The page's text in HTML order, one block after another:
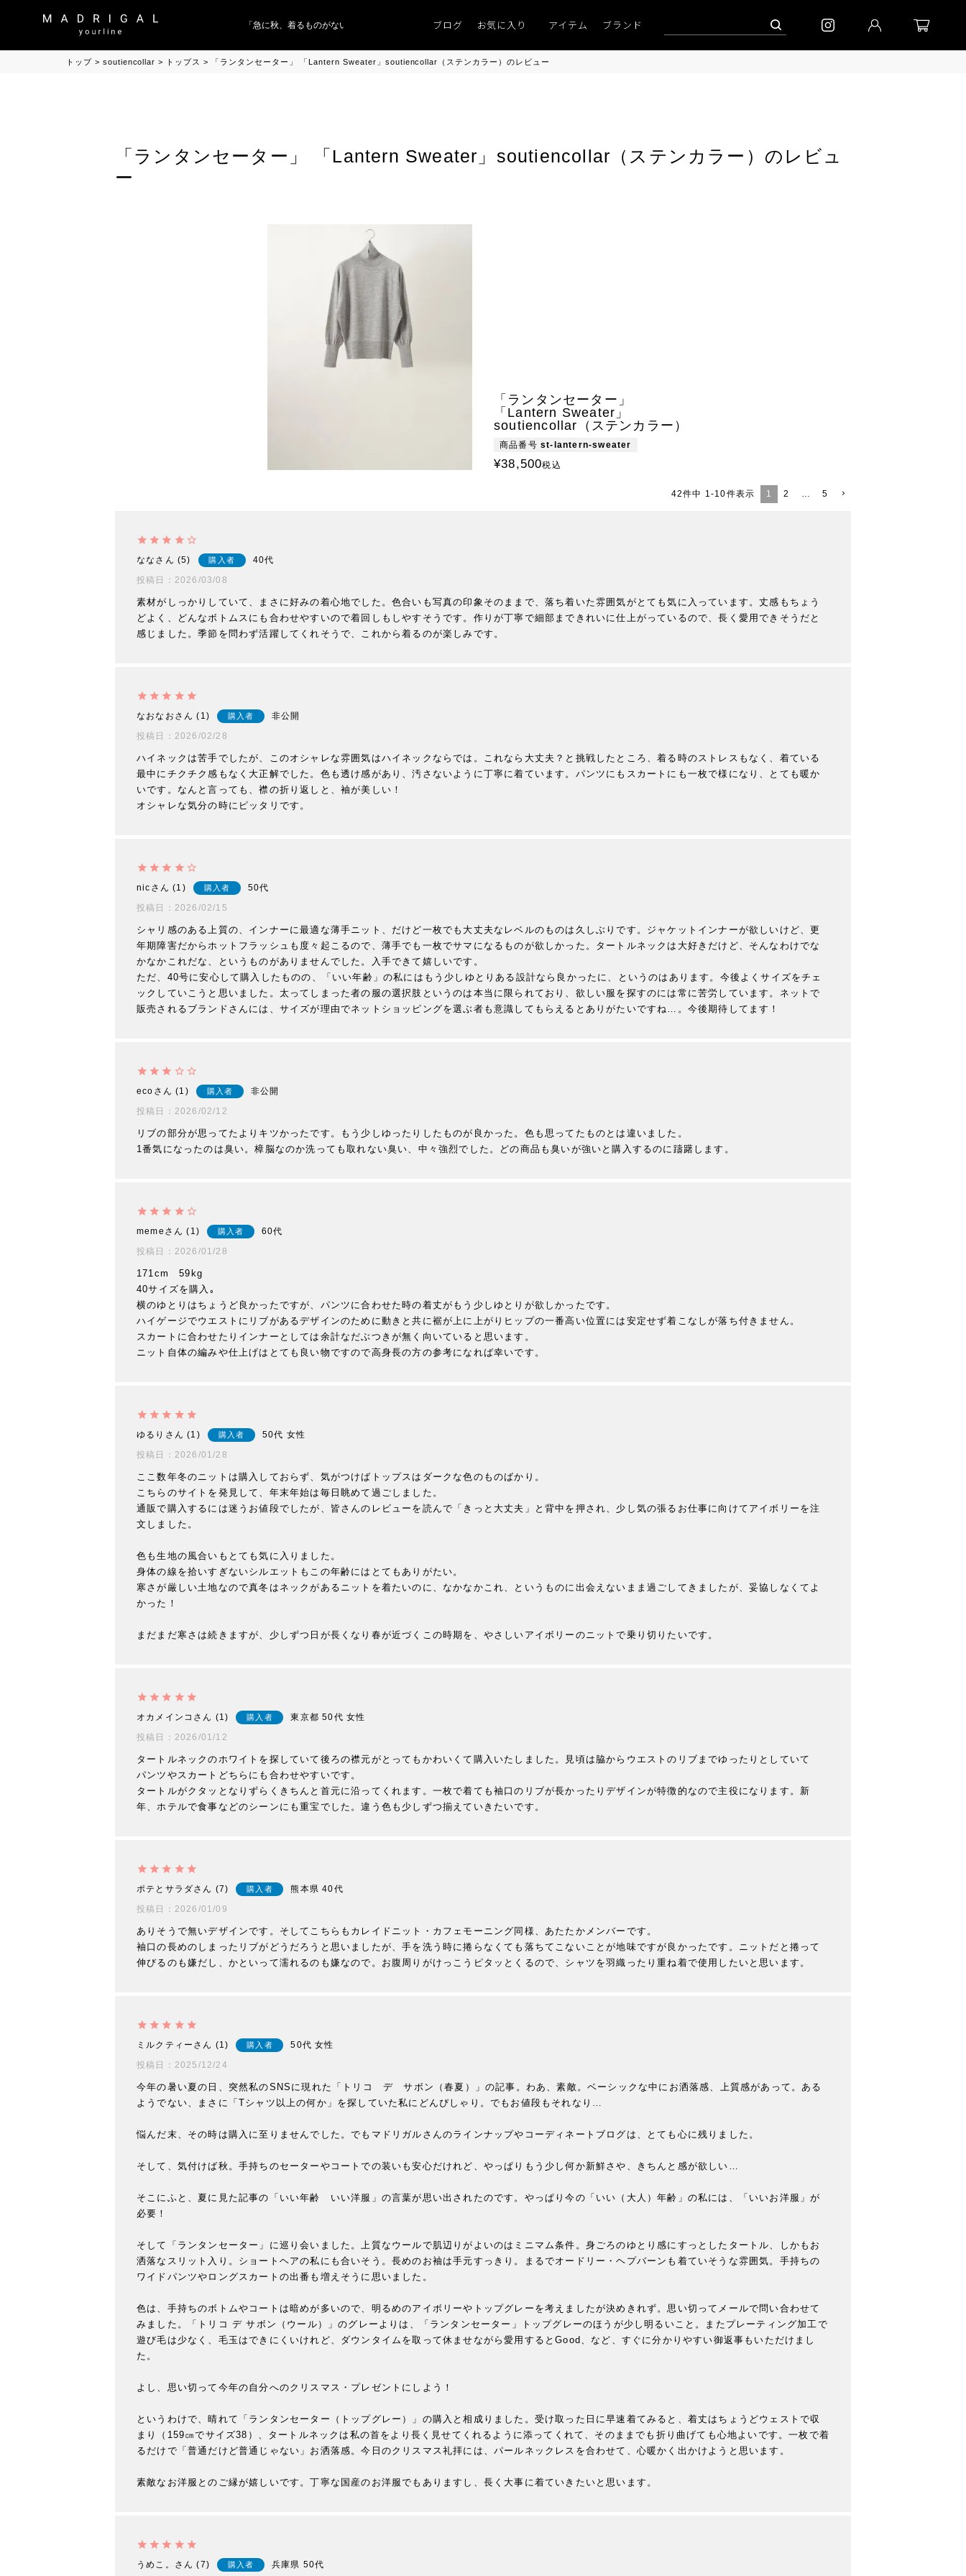
「急に秋、着るものがない」 「キレイなニット」 ポイント9％「マンスリーポイントキャンペーン」 予約│「エッグジャケット GREY」
ブログ お気に入り アイテム ブランド
トップ soutiencollar トップス 「ランタンセーター」 「Lantern Sweater」soutiencollar（ステンカラー）のレビュー
「ランタンセーター」 「Lantern Sweater」soutiencollar（ステンカラー）のレビュ
ー
「ランタンセーター」
「Lantern Sweater」
soutiencollar（ステンカラー）
商品番号 st-lantern-sweater
¥38,500税込
42件中 1-10件表示 1 2 … 5
なな 5 購入者
40代
投稿日
2026/03/08
素材がしっかりしていて、まさに好みの着心地でした。色合いも写真の印象そのままで、落ち着いた雰囲気がとても気に入っています。丈感もちょう
どよく、どんなボトムスにも合わせやすいので着回しもしやすそうです。作りが丁寧で細部まできれいに仕上がっているので、長く愛用できそうだと
感じました。季節を問わず活躍してくれそうで、これから着るのが楽しみです。
なおなお 1 購入者
非公開
投稿日
2026/02/28
ハイネックは苦手でしたが、このオシャレな雰囲気はハイネックならでは。これなら大丈夫？と挑戦したところ、着る時のストレスもなく、着ている
最中にチクチク感もなく大正解でした。色も透け感があり、汚さないように丁寧に着ています。パンツにもスカートにも一枚で様になり、とても暖か
いです。なんと言っても、襟の折り返しと、袖が美しい！
オシャレな気分の時にピッタリです。
nic 1 購入者
50代
投稿日
2026/02/15
シャリ感のある上質の、インナーに最適な薄手ニット、だけど一枚でも大丈夫なレベルのものは久しぶりです。ジャケットインナーが欲しいけど、更
年期障害だからホットフラッシュも度々起こるので、薄手でも一枚でサマになるものが欲しかった。タートルネックは大好きだけど、そんなわけでな
かなかこれだな、というものがありませんでした。入手できて嬉しいです。
ただ、40号に安心して購入したものの、「いい年齢」の私にはもう少しゆとりある設計なら良かったに、というのはあります。今後よくサイズをチェ
ックしていこうと思いました。太ってしまった者の服の選択肢というのは本当に限られており、欲しい服を探すのには常に苦労しています。ネットで
販売されるブランドさんには、サイズが理由でネットショッピングを選ぶ者も意識してもらえるとありがたいですね…。今後期待してます！
eco 1 購入者
非公開
投稿日
2026/02/12
リブの部分が思ってたよりキツかったです。もう少しゆったりしたものが良かった。色も思ってたものとは違いました。
1番気になったのは臭い。樟脳なのか洗っても取れない臭い、中々強烈でした。どの商品も臭いが強いと購入するのに躊躇します。
meme 1 購入者
60代
投稿日
2026/01/28
171cm　59kg
40サイズを購入｡
横のゆとりはちょうど良かったですが、パンツに合わせた時の着丈がもう少しゆとりが欲しかったです。
ハイゲージでウエストにリブがあるデザインのために動きと共に裾が上に上がりヒップの一番高い位置には安定せず着こなしが落ち付きません。
スカートに合わせたりインナーとしては余計なだぶつきが無く向いていると思います。
ニット自体の編みや仕上げはとても良い物ですので高身長の方の参考になれば幸いです。
ゆるり 1 購入者 50代 女性
投稿日
2026/01/28
ここ数年冬のニットは購入しておらず、気がつけばトップスはダークな色のものばかり。
こちらのサイトを発見して、年末年始は毎日眺めて過ごしました。
通販で購入するには迷うお値段でしたが、皆さんのレビューを読んで「きっと大丈夫」と背中を押され、少し気の張るお仕事に向けてアイボリーを注
文しました。
色も生地の風合いもとても気に入りました。
身体の線を拾いすぎないシルエットもこの年齢にはとてもありがたい。
寒さが厳しい土地なので真冬はネックがあるニットを着たいのに、なかなかこれ、というものに出会えないまま過ごしてきましたが、妥協しなくてよ
かった！
まだまだ寒さは続きますが、少しずつ日が長くなり春が近づくこの時期を、やさしいアイボリーのニットで乗り切りたいです。
オカメインコ 1 購入者 東京都 50代 女性
投稿日
2026/01/12
タートルネックのホワイトを探していて後ろの襟元がとってもかわいくて購入いたしました。見頃は脇からウエストのリブまでゆったりとしていて
パンツやスカートどちらにも合わせやすいです。
タートルがクタッとなりずらくきちんと首元に沿ってくれます。一枚で着ても袖口のリブが長かったりデザインが特徴的なので主役になります。新
年、ホテルで食事などのシーンにも重宝でした。違う色も少しずつ揃えていきたいです。
ポテとサラダ 7 購入者 熊本県 40代
投稿日
2026/01/09
ありそうで無いデザインです。そしてこちらもカレイドニット・カフェモーニング同様、あたたかメンバーです。
袖口の長めのしまったリブがどうだろうと思いましたが、手を洗う時に捲らなくても落ちてこないことが地味ですが良かったです。ニットだと捲って
伸びるのも嫌だし、かといって濡れるのも嫌なので。お腹周りがけっこうピタッとくるので、シャツを羽織ったり重ね着で使用したいと思います。
ミルクティー 1 購入者 50代 女性
投稿日
2025/12/24
今年の暑い夏の日、突然私のSNSに現れた「トリコ　デ　サボン（春夏）」の記事。わあ、素敵。ベーシックな中にお洒落感、上質感があって。ある
ようでない、まさに「Tシャツ以上の何か」を探していた私にどんぴしゃり。でもお値段もそれなり…
悩んだ末、その時は購入に至りませんでした。でもマドリガルさんのラインナップやコーディネートブログは、とても心に残りました。
そして、気付けば秋。手持ちのセーターやコートでの装いも安心だけれど、やっぱりもう少し何か新鮮さや、きちんと感が欲しい…
そこにふと、夏に見た記事の「いい年齢　いい洋服」の言葉が思い出されたのです。やっぱり今の「いい（大人）年齢」の私には、「いいお洋服」が
必要！
そして「ランタンセーター」に巡り会いました。上質なウールで肌辺りがよいのはミニマム条件。身ごろのゆとり感にすっとしたタートル、しかもお
洒落なスリット入り。ショートヘアの私にも合いそう。長めのお袖は手元すっきり。まるでオードリー・ヘプバーンも着ていそうな雰囲気。手持ちの
ワイドパンツやロングスカートの出番も増えそうに思いました。
色は、手持ちのボトムやコートは暗めが多いので、明るめのアイボリーやトップグレーを考えましたが決めきれず。思い切ってメールで問い合わせて
みました。「トリコ デ サボン（ウール）」のグレーよりは、「ランタンセーター」トップグレーのほうが少し明るいこと。またプレーティング加工で
遊び毛は少なく、毛玉はできにくいけれど、ダウンタイムを取って休ませながら愛用するとGood、など、すぐに分かりやすい御返事もいただけまし
た。
よし、思い切って今年の自分へのクリスマス・プレゼントにしよう！
というわけで、晴れて「ランタンセーター（トップグレー）」の購入と相成りました。受け取った日に早速着てみると、着丈はちょうどウェストで収
まり（159㎝でサイズ38）、タートルネックは私の首をより長く見せてくれるように添ってくれて、そのままでも折り曲げても心地よいです。一枚で着
るだけで「普通だけど普通じゃない」お洒落感。今日のクリスマス礼拝には、パールネックレスを合わせて、心暖かく出かけようと思います。
素敵なお洋服とのご縁が嬉しいです。丁寧な国産のお洋服でもありますし、長く大事に着ていきたいと思います。
うめこ。 7 購入者 兵庫県 50代